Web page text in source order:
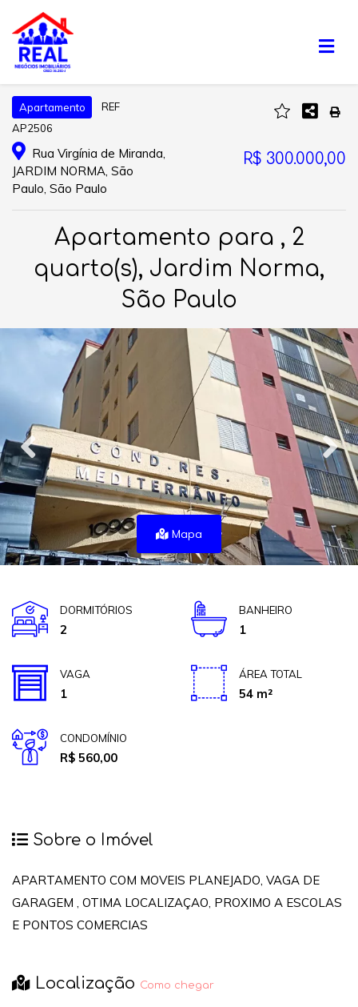
Apartamento
REF
AP2506
Rua Virgínia de Miranda,
JARDIM NORMA, São
Paulo, São Paulo
R$ 300.000,00
Apartamento para , 2
quarto(s), Jardim Norma,
São Paulo
Mapa
DORMITÓRIOS
2
BANHEIRO
1
VAGA
1
ÁREA TOTAL
54 m²
CONDOMÍNIO
R$ 560,00
Sobre o Imóvel
APARTAMENTO COM MOVEIS PLANEJADO, VAGA DE
GARAGEM , OTIMA LOCALIZAÇAO, PROXIMO A ESCOLAS
E PONTOS COMERCIAS
Localização Como chegar